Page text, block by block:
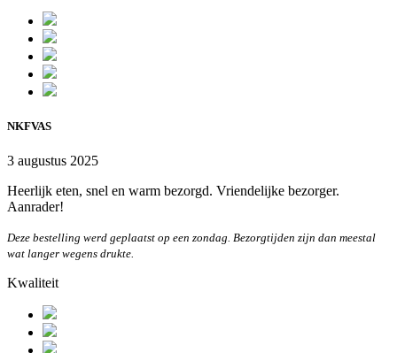
NKFVAS
3 augustus 2025
Heerlijk eten, snel en warm bezorgd. Vriendelijke bezorger.
Aanrader!
Deze bestelling werd geplaatst op een zondag. Bezorgtijden zijn dan meestal
wat langer wegens drukte.
Kwaliteit